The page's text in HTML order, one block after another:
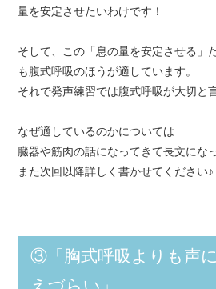
量を安定させたいわけです！
そして、この「息の量を安定させる」
も腹式呼吸のほうが適しています。
それで発声練習では腹式呼吸が大切と
なぜ適しているのかについては
臓器や筋肉の話になってきて長文にな
また次回以降詳しく書かせてください♪
③「胸式呼吸よりも声
えづらい」